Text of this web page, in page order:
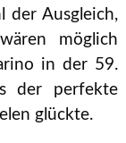
der Ausgleich,
möglich
in der 59.
der perfekte
glückte.